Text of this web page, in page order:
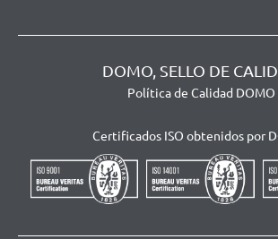
DOMO, SELLO DE
Política de Calidad DOMO
Certificados ISO obtenidos por